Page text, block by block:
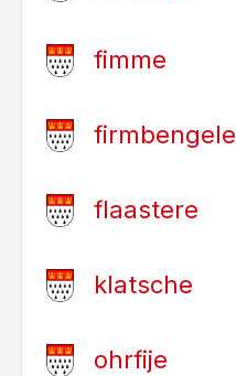
fimme
firmbengele
flaastere
klatsche
ohrfije